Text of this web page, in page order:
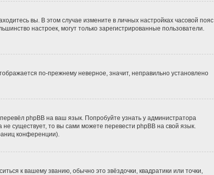
вы. В этом случае измените в личных настройках часовой пояс
настроек, могут только зарегистрированные пользователи.
по-прежнему неверное, значит, неправильно установлено
phpBB на ваш язык. Попробуйте узнать у администратора
существует, то вы сами можете перевести phpBB на свой язык.
конференции).
к вашему званию, обычно это звёздочки, квадратики или точки,